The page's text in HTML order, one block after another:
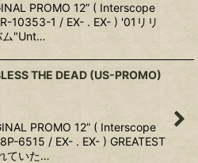
PROMO 12” ( Interscope
10353-1 / EX- . EX- ) '01リリ
ム"Unt…
THE DEAD (US-PROMO)
PROMO 12” ( Interscope
6515 / EX- . EX- ) GREATEST
ていた…